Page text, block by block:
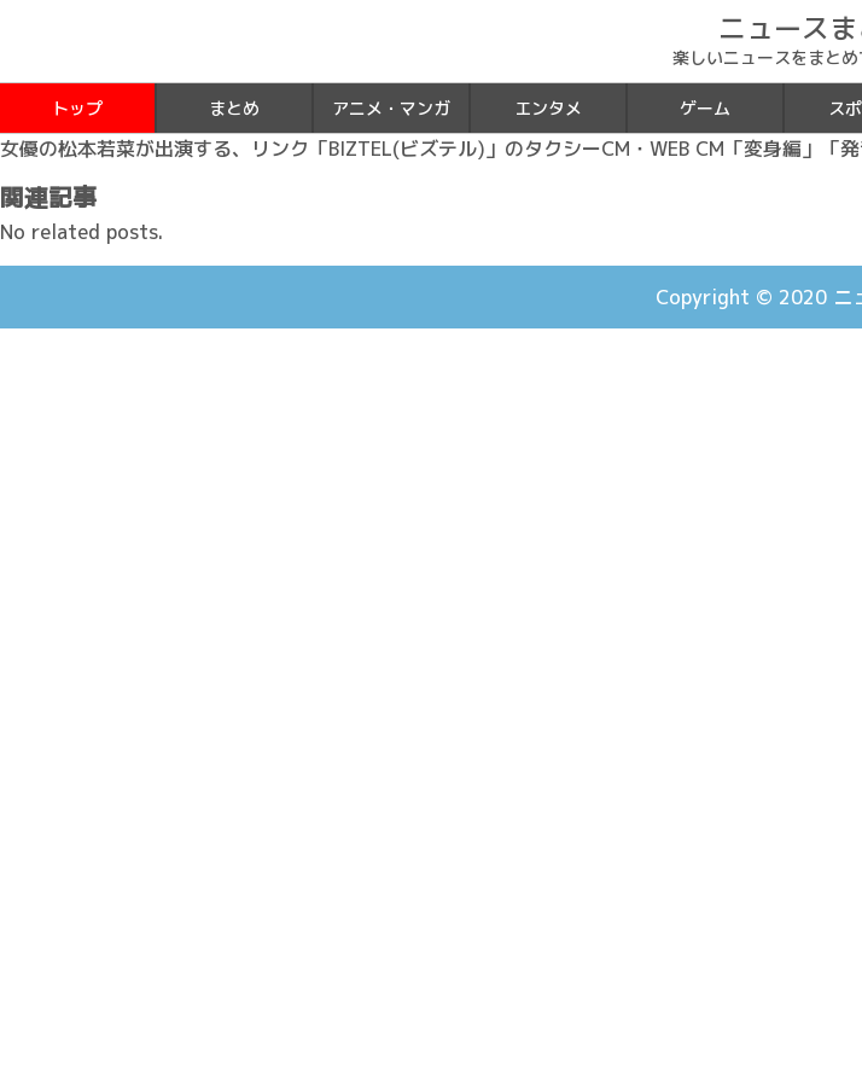
ニュース
楽しいニュースをまとめ
トップ まとめ アニメ・マンガ エンタメ ゲーム ス
女優の松本若菜が出演する、リンク「BIZTEL(ビズテル)」のタクシーCM・WEB CM「変身編」「
関連記事
No related posts.
Copyright © 2020 ニ